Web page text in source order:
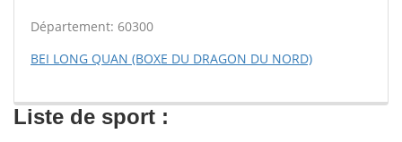
Département: 60300
BEI LONG QUAN (BOXE DU DRAGON DU NORD)
Liste de sport :